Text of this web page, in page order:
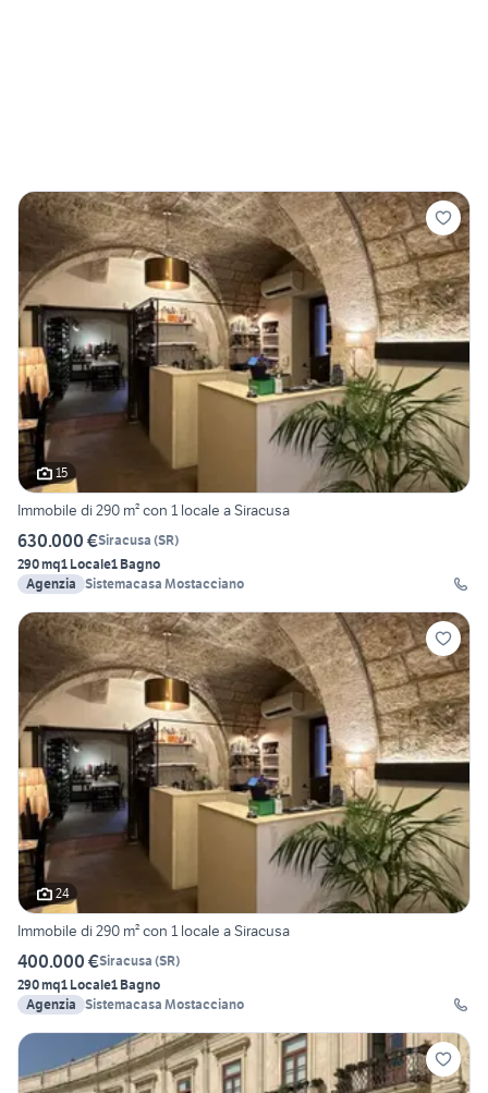
15
Immobile di 290 m² con 1 locale a Siracusa
630.000 €Siracusa (SR)
290 mq1 Locale1 Bagno
Agenzia Sistemacasa Mostacciano
24
Immobile di 290 m² con 1 locale a Siracusa
400.000 €Siracusa (SR)
290 mq1 Locale1 Bagno
Agenzia Sistemacasa Mostacciano